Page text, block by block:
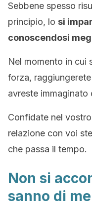
Sebbene spesso
principio, lo si
conoscendosi
Nel momento in cui
forza,
avreste immaginato
Confidate nel
relazione con voi
che passa il tempo.
Non si
sanno di